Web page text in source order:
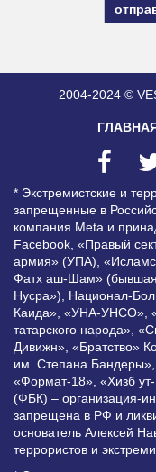
2004-2024 ©
* Экстремистские и
запрещенные в
компания Meta и
Facebook, «Правый
армия» (УПА),
Фатх аш-Шам» (бывшая
Нусра»), Национал-
Каида», «УНА-УНСО»,
татарского народа»,
Дивижн», «Братство»
им. Степана
«Формат-18», «Хизб
(ФБК) – организация-
запрещена в РФ и
основатель Алексей
террористов и